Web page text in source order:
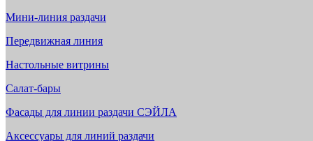
Мини-линия раздачи
Передвижная линия
Настольные витрины
Салат-бары
Фасады для линии раздачи СЭЙЛА
Аксессуары для линий раздачи